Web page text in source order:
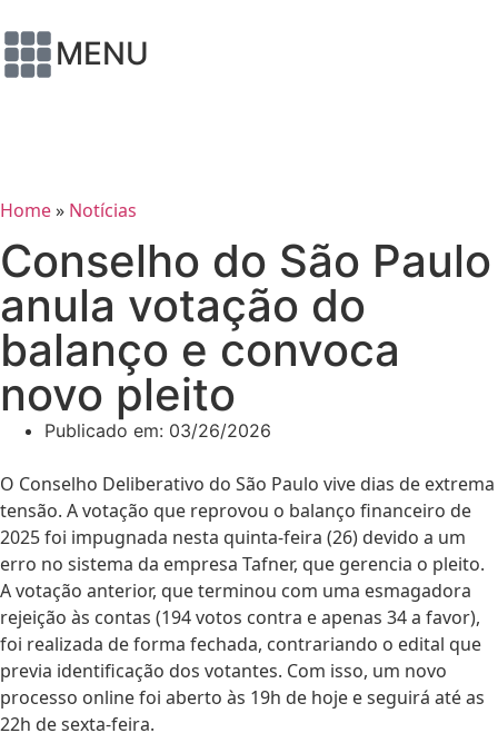
MENU
Home» Notícias
Conselho do São Paulo
anula votação do
balanço e convoca
novo pleito
Publicado em: 03/26/2026
O Conselho Deliberativo do São Paulo vive dias de extrema
tensão. A votação que reprovou o balanço financeiro de
2025 foi impugnada nesta quinta-feira (26) devido a um
erro no sistema da empresa Tafner, que gerencia o pleito.
A votação anterior, que terminou com uma esmagadora
rejeição às contas (194 votos contra e apenas 34 a favor),
foi realizada de forma fechada, contrariando o edital que
previa identificação dos votantes. Com isso, um novo
processo online foi aberto às 19h de hoje e seguirá até as
22h de sexta-feira.